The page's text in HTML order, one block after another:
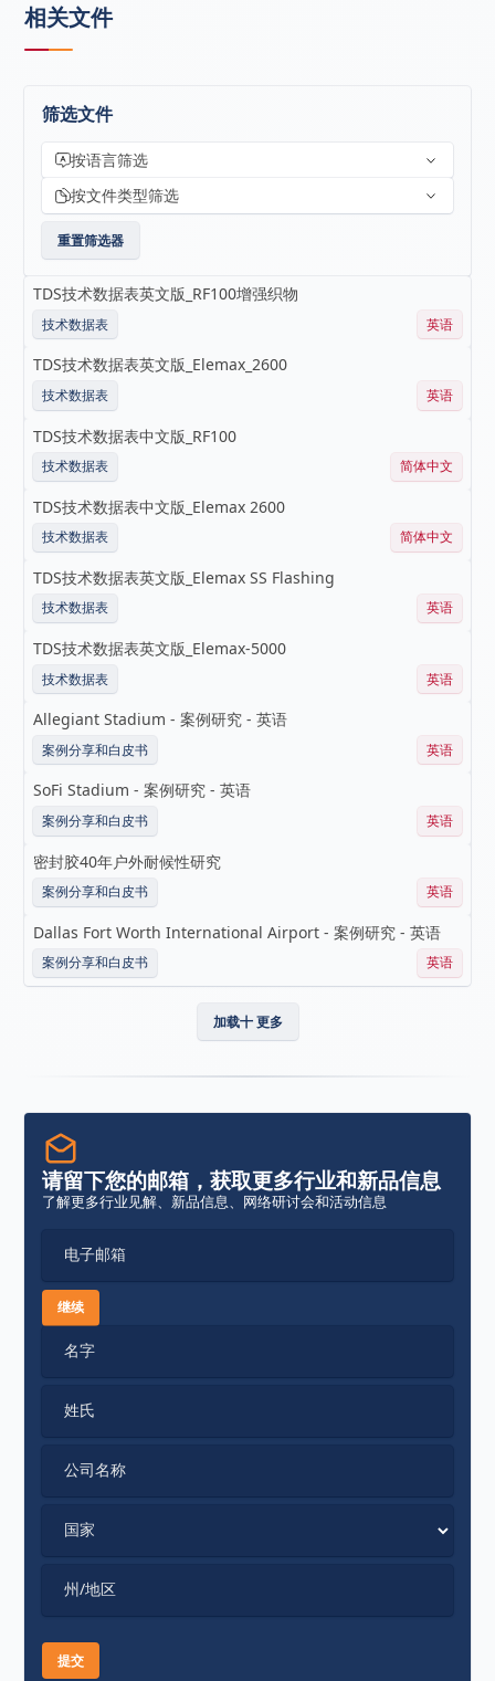
相关文件
筛选文件
按语言筛选
按文件类型筛选
重置筛选器
TDS技术数据表英文版_RF100增强织物
技术数据表 英语
TDS技术数据表英文版_Elemax_2600
技术数据表 英语
TDS技术数据表中文版_RF100
技术数据表 简体中文
TDS技术数据表中文版_Elemax 2600
技术数据表 简体中文
TDS技术数据表英文版_Elemax SS Flashing
技术数据表 英语
TDS技术数据表英文版_Elemax-5000
技术数据表 英语
Allegiant Stadium - 案例研究 - 英语
案例分享和白皮书 英语
SoFi Stadium - 案例研究 - 英语
案例分享和白皮书 英语
密封胶40年户外耐候性研究
案例分享和白皮书 英语
Dallas Fort Worth International Airport - 案例研究 - 英语
案例分享和白皮书 英语
加载十 更多
请留下您的邮箱，获取更多行业和新品信息
了解更多行业见解、新品信息、网络研讨会和活动信息
电子邮箱
继续
名字
姓氏
公司名称
国家
州/地区